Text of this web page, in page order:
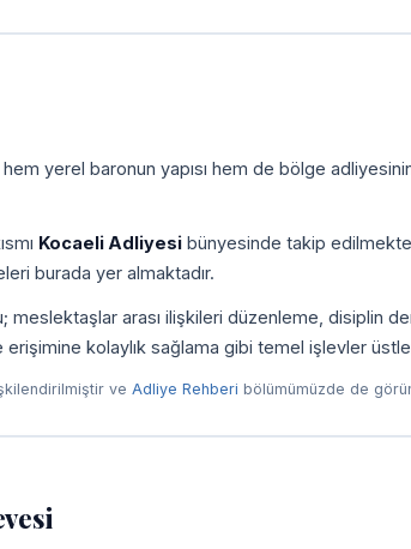
yerel baronun yapısı hem de bölge
Kocaeli Adliyesi bünyesinde takip
burada yer almaktadır.
arası ilişkileri düzenleme, disiplin
kolaylık sağlama gibi temel işlevler
ve Adliye Rehberi bölümümüzde de